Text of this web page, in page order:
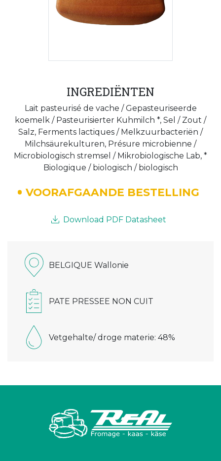
INGREDIËNTEN
Lait pasteurisé de vache / Gepasteuriseerde
koemelk / Pasteurisierter Kuhmilch *, Sel / Zout /
Salz, Ferments lactiques / Melkzuurbacteriën /
Milchsäurekulturen, Présure microbienne /
Microbiologisch stremsel / Mikrobiologische Lab, *
Biologique / biologisch / biologisch
VOORAFGAANDE BESTELLING
Download PDF Datasheet
BELGIQUE Wallonie
PATE PRESSEE NON CUIT
Vetgehalte/ droge materie: 48%